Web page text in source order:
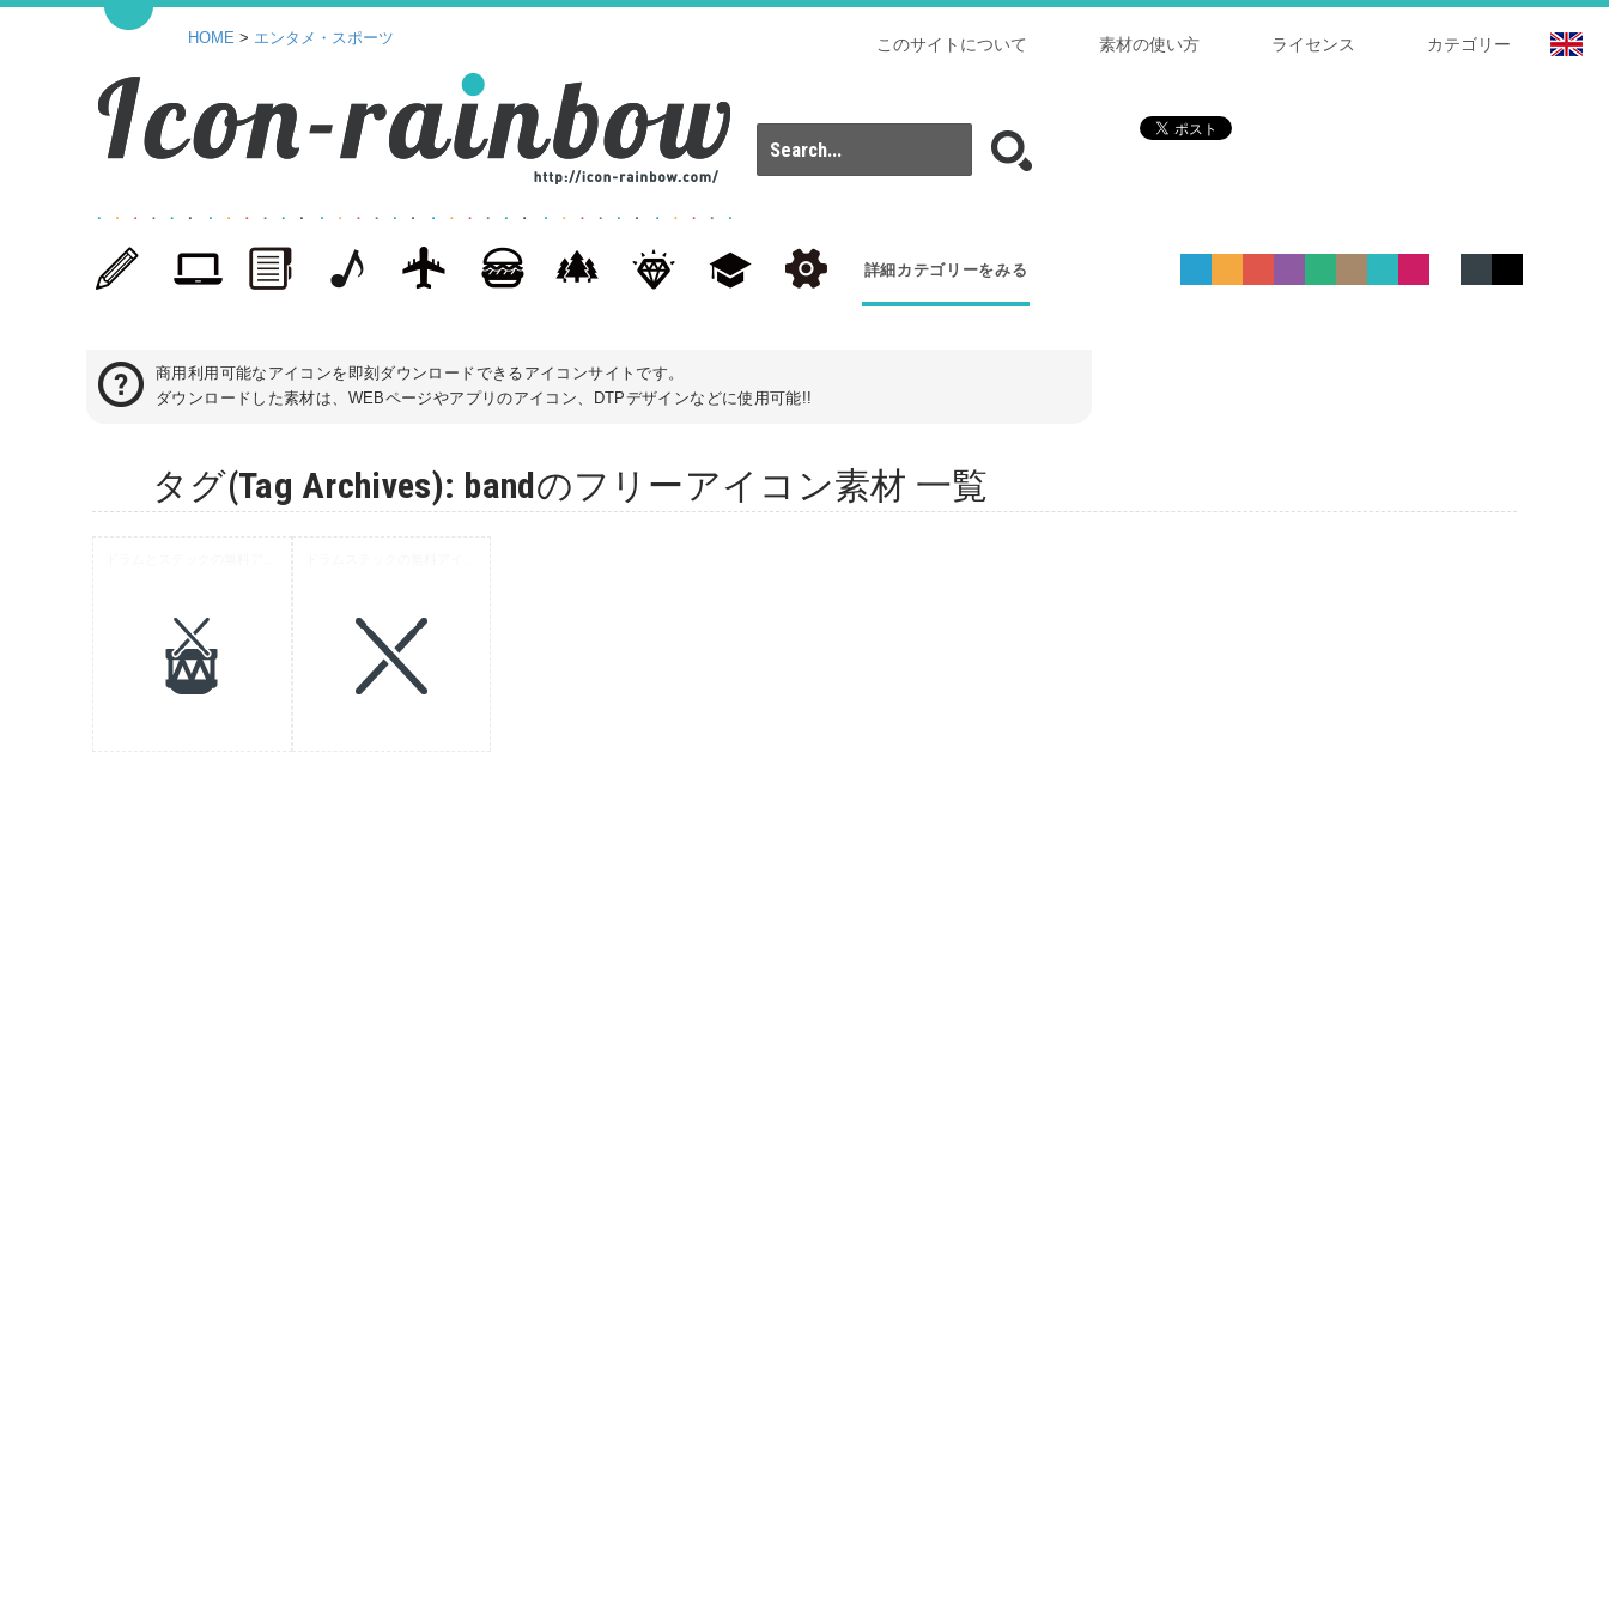
カテゴリー
ライセンス
素材の使い方
このサイトについて
HOME > エンタメ・スポーツ
詳細カテゴリーをみる
商用利用可能なアイコンを即刻ダウンロードできるアイコンサイトです。
ダウンロードした素材は、WEBページやアプリのアイコン、DTPデザインなどに使用可能!!
タグ(Tag Archives): bandのフリーアイコン素材 一覧